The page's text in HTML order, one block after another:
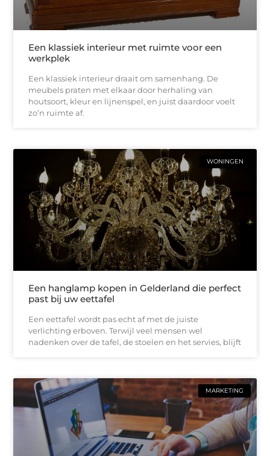
Een klassiek interieur met ruimte voor een
werkplek
Een klassiek interieur draait om samenhang. De
meubels praten met elkaar door herhaling van
houtsoort, kleur en lijnenspel, en juist daardoor voelt
zo’n ruimte af.
WONINGEN
Een hanglamp kopen in Gelderland die perfect
past bij uw eettafel
Een eettafel wordt pas echt af met de juiste
verlichting erboven. Terwijl veel mensen wel
nadenken over de tafel, de stoelen en het servies, blijft
MARKETING